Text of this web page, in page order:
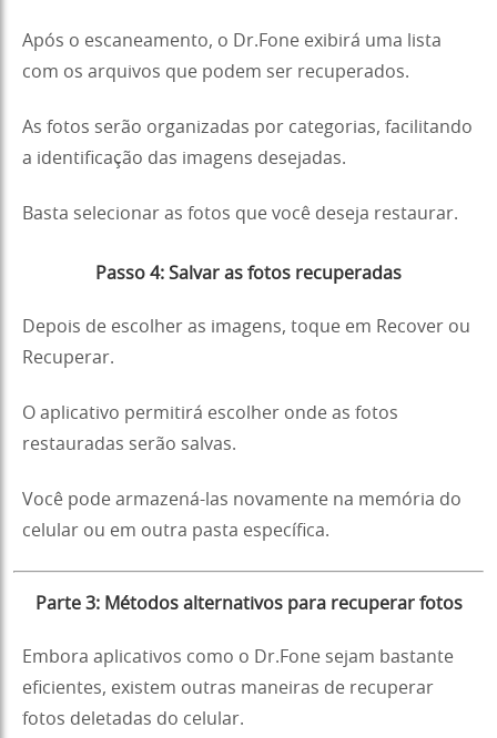
Após o escaneamento, o Dr.Fone exibirá uma lista
com os arquivos que podem ser recuperados.
As fotos serão organizadas por categorias, facilitando
a identificação das imagens desejadas.
Basta selecionar as fotos que você deseja restaurar.
Passo 4: Salvar as fotos recuperadas
Depois de escolher as imagens, toque em Recover ou
Recuperar.
O aplicativo permitirá escolher onde as fotos
restauradas serão salvas.
Você pode armazená-las novamente na memória do
celular ou em outra pasta específica.
Parte 3: Métodos alternativos para recuperar fotos
Embora aplicativos como o Dr.Fone sejam bastante
eficientes, existem outras maneiras de recuperar
fotos deletadas do celular.